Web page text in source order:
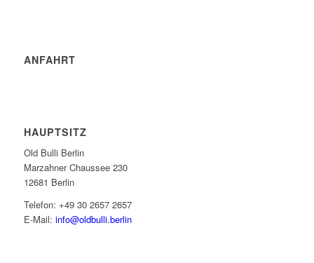
ANFAHRT
HAUPTSITZ
Old Bulli Berlin
Marzahner Chaussee 230
12681 Berlin
Telefon: +49 30 2657 2657
E-Mail: info@oldbulli.berlin